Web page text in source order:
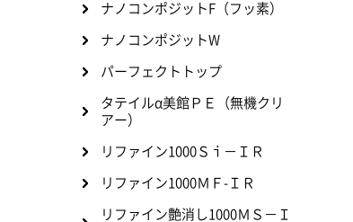
ナノコンポジットF（フッ素）
ナノコンポジットW
パーフェクトトップ
タテイルα美館ＰＥ（無機クリ
アー）
リファイン1000Ｓｉ－ＩＲ
リファイン1000ＭＦ-ＩＲ
リファイン艶消し1000ＭＳ－Ｉ